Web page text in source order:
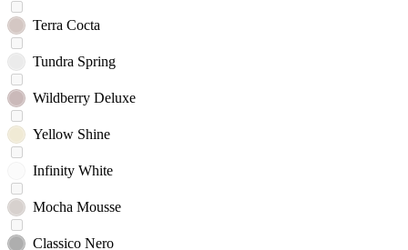
Terra Cocta
Tundra Spring
Wildberry Deluxe
Yellow Shine
Infinity White
Mocha Mousse
Classico Nero